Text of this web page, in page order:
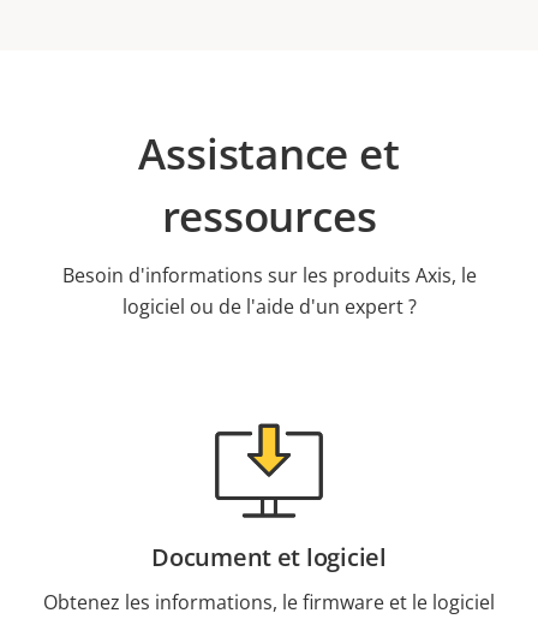
Assistance et
ressources
Besoin d'informations sur les produits Axis, le
logiciel ou de l'aide d'un expert ?
Document et logiciel
Obtenez les informations, le firmware et le logiciel